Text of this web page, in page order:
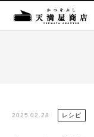
出汁パック
2025.02.28 レシピ